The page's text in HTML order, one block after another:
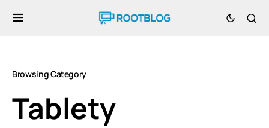
Browsing Category
Tablety